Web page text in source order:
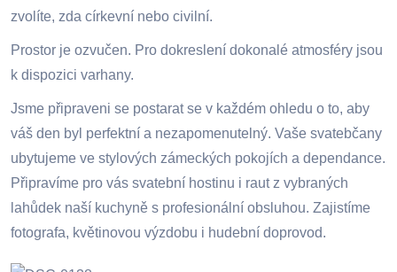
zvolíte, zda církevní nebo civilní.
Prostor je ozvučen. Pro dokreslení dokonalé atmosféry jsou
k dispozici varhany.
Jsme připraveni se postarat se v každém ohledu o to, aby
váš den byl perfektní a nezapomenutelný. Vaše svatebčany
ubytujeme ve stylových zámeckých pokojích a dependance.
Připravíme pro vás svatební hostinu i raut z vybraných
lahůdek naší kuchyně s profesionální obsluhou. Zajistíme
fotografa, květinovou výzdobu i hudební doprovod.